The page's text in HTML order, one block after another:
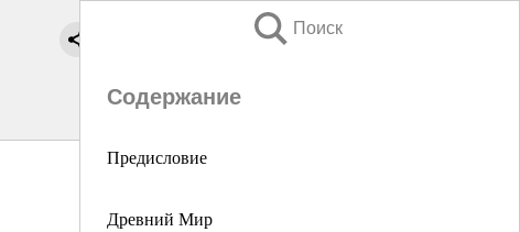
Поиск
Содержание
Предисловие
Древний Мир